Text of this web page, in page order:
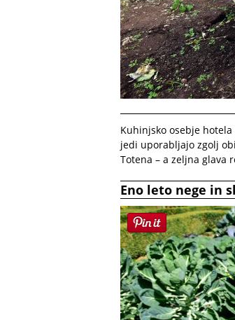
Kuhinjsko osebje
jedi uporabljajo zgolj
Totena – a zeljna glava
Eno leto nege in